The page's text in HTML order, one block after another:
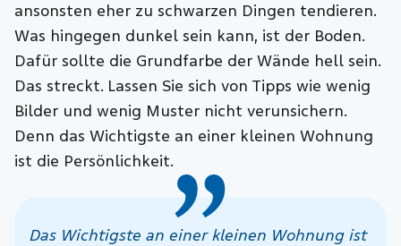
ansonsten eher zu schwarzen Dingen tendieren.
Was hingegen dunkel sein kann, ist der Boden.
Dafür sollte die Grundfarbe der Wände hell sein.
Das streckt. Lassen Sie sich von Tipps wie wenig
Bilder und wenig Muster nicht verunsichern.
Denn das Wichtigste an einer kleinen Wohnung
ist die Persönlichkeit.
Das Wichtigste an einer kleinen Wohnung ist